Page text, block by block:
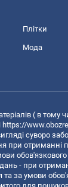
Плітки
Мода
( в тому
https://
суворо
при отриманні
- при
та за умови